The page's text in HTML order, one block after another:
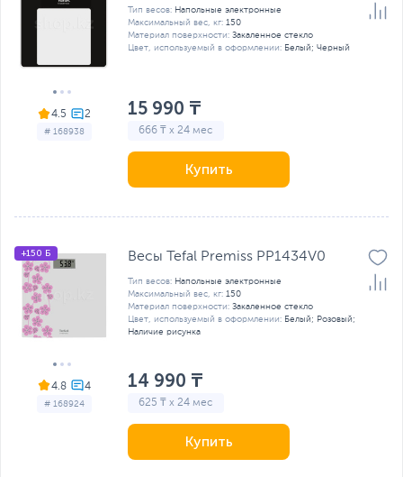
4.5
# 168938
Тип весов: Напольные электронные
Максимальный вес, кг: 150
Материал поверхности: Закаленное стекло
Цвет, используемый в оформлении: Белый; Черный
15 990 ₸
666 ₸ x 24 мес
Купить
4.8
# 168924
+150 Б Весы Tefal Premiss PP1434V0
Тип весов: Напольные электронные
Максимальный вес, кг: 150
Материал поверхности: Закаленное стекло
Цвет, используемый в оформлении: Белый; Розовый;
Наличие рисунка
14 990 ₸
625 ₸ x 24 мес
Купить